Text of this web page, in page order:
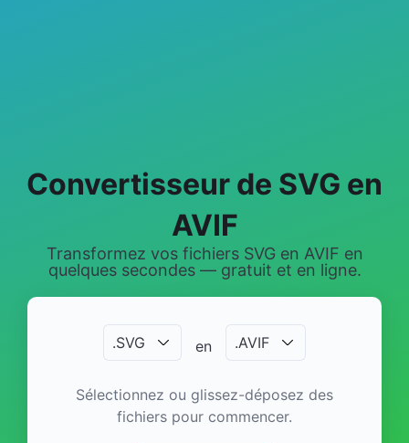
Convertisseur de SVG en
AVIF
Transformez vos fichiers SVG en AVIF en
quelques secondes — gratuit et en ligne.
.SVG en .AVIF
Sélectionnez ou glissez-déposez des
fichiers pour commencer.